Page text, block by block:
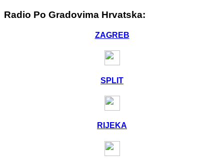
Radio Po Gradovima Hrvatska:
ZAGREB
SPLIT
RIJEKA